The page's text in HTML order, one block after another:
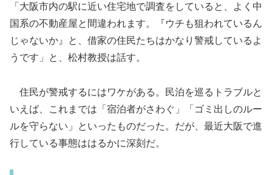
「大阪市内の駅に近い住宅地で調査をしていると、よく中
国系の不動産屋と間違われます。『ウチも狙われているん
じゃないか』と、借家の住民たちはかなり警戒しているよ
うです」と、松村教授は話す。
住民が警戒するにはワケがある。民泊を巡るトラブルと
いえば、これまでは「宿泊者がさわぐ」「ゴミ出しのルー
ルを守らない」といったものだった。だが、最近大阪で進
行している事態ははるかに深刻だ。